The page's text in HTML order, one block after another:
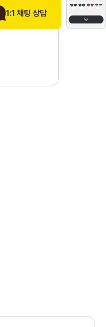
1:1 채팅 상담